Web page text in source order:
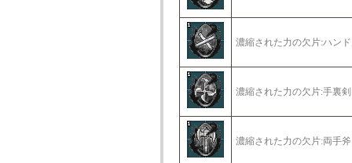
濃縮された力の欠片:ハン
濃縮された力の欠片:手裏剣
濃縮された力の欠片:両手斧